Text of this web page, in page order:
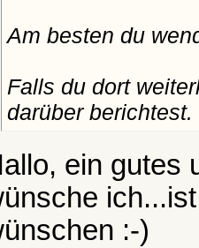
Am besten du
Falls du dort
darüber berichtest.
ein gutes
:-)